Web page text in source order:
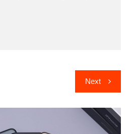
Next